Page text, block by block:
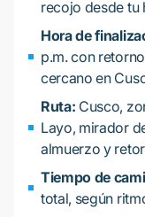
recojo desde tu
Hora de
p.m. con
cercano en
Ruta: Cusco,
Layo, mirador
almuerzo y
Tiempo de
total, según